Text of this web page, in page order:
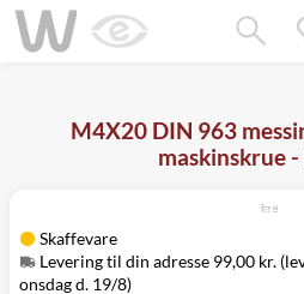
M4X20 DIN 963
maskinskrue
Skaffevare
Levering til din adresse 99,00 kr.
onsdag d. 19/8)
Mangler chatten?
Ret samtykke!